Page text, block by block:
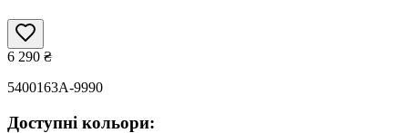
6 290 ₴
5400163A-9990
Доступні кольори: